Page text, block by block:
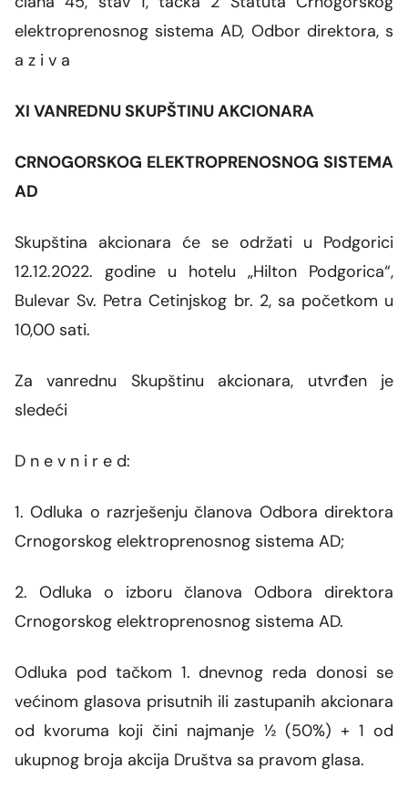
elektroprenosnog sistema AD, Odbor direktora, s
a z i v a
XI VANREDNU SKUPŠTINU AKCIONARA
CRNOGORSKOG ELEKTROPRENOSNOG SISTEMA
AD
Skupština akcionara će se održati u Podgorici
12.12.2022. godine u hotelu „Hilton Podgorica“,
Bulevar Sv. Petra Cetinjskog br. 2, sa početkom u
10,00 sati.
Za vanrednu Skupštinu akcionara, utvrđen je
sledeći
D n e v n i r e d:
1.Odluka o razrješenju članova Odbora direktora
Crnogorskog elektroprenosnog sistema AD;
2. Odluka o izboru članova Odbora direktora
Crnogorskog elektroprenosnog sistema AD.
Odluka pod tačkom 1. dnevnog reda donosi se
većinom glasova prisutnih ili zastupanih akcionara
od kvoruma koji čini najmanje ½ (50%) + 1 od
ukupnog broja akcija Društva sa pravom glasa.